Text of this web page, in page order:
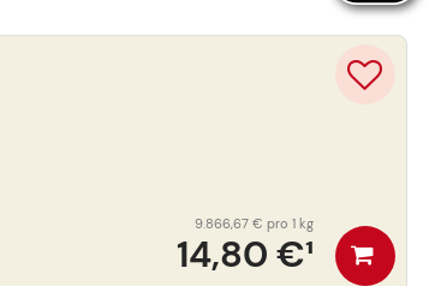
14,80 €¹
9.866,67 € pro 1 kg